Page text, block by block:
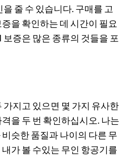
줄 수 있습니다. 구매를 고
을 확인하는 데 시간이 필요
보증은 많은 종류의 것들을 포
가지고 있으면 몇 가지 유사한
을 두 번 확인하십시오. 나는
슷한 품질과 나이의 다른 무
가 볼 수있는 무인 항공기를